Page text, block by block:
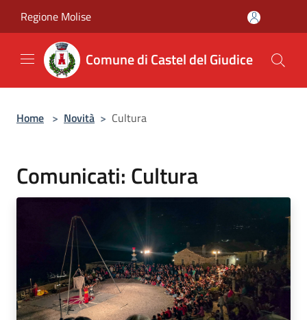
Regione Molise
Comune di Castel del Giudice
Home > Novità > Cultura
Comunicati: Cultura